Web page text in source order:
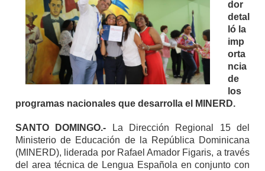
dor
detal
ló la
imp
orta
ncia
de
los
programas nacionales que desarrolla el MINERD.
SANTO DOMINGO.- La Dirección Regional 15 del
Ministerio de Educación de la República Dominicana
(MINERD), liderada por Rafael Amador Figaris, a través
del area técnica de Lengua Española en conjunto con